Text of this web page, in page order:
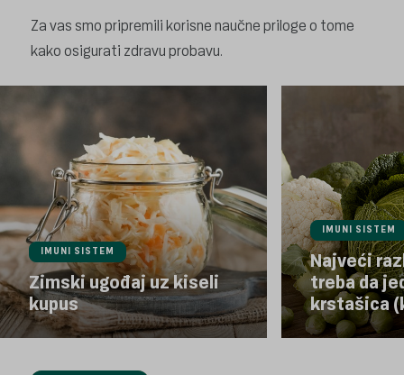
Za vas smo pripremili korisne naučne priloge o tome
kako osigurati zdravu probavu.
IMUNI SISTEM
Zimski ugođaj uz kiseli
kupus
IMUNI SISTEM
Najveći
treba da
krstašica